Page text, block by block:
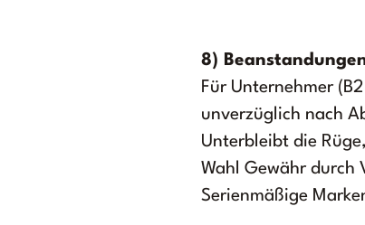
8)
Für Unternehmer
unverzüglich nach
Unterbleibt die
Wahl Gewähr durch
Serienmäßige